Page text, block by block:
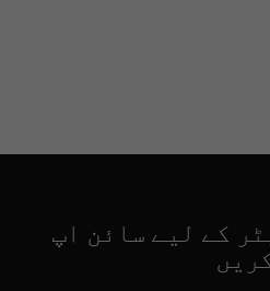
کے لیے سائن اپ
کریں